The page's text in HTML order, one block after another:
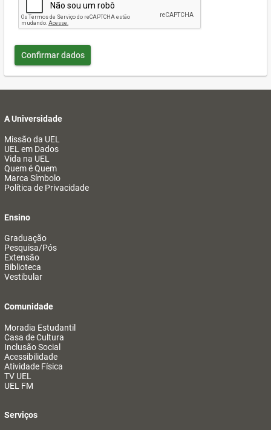
Confirmar dados
A Universidade
Missão da UEL
UEL em Dados
Vida na UEL
Quem é Quem
Marca Símbolo
Política de Privacidade
Ensino
Graduação
Pesquisa/Pós
Extensão
Biblioteca
Vestibular
Comunidade
Moradia Estudantil
Casa de Cultura
Inclusão Social
Acessibilidade
Atividade Física
TV UEL
UEL FM
Serviços